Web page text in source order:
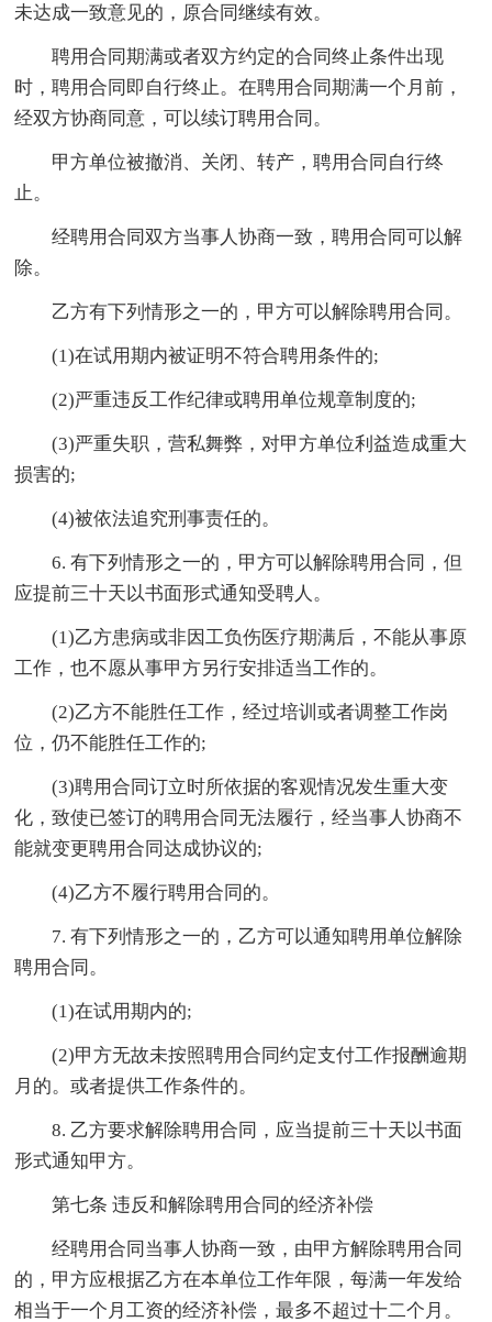
未达成一致意见的，原合同继续有效。
聘用合同期满或者双方约定的合同终止条件出现
时，聘用合同即自行终止。在聘用合同期满一个月前，
经双方协商同意，可以续订聘用合同。
甲方单位被撤消、关闭、转产，聘用合同自行终
止。
经聘用合同双方当事人协商一致，聘用合同可以解
除。
乙方有下列情形之一的，甲方可以解除聘用合同。
(1)在试用期内被证明不符合聘用条件的;
(2)严重违反工作纪律或聘用单位规章制度的;
(3)严重失职，营私舞弊，对甲方单位利益造成重大
损害的;
(4)被依法追究刑事责任的。
6. 有下列情形之一的，甲方可以解除聘用合同，但
应提前三十天以书面形式通知受聘人。
(1)乙方患病或非因工负伤医疗期满后，不能从事原
工作，也不愿从事甲方另行安排适当工作的。
(2)乙方不能胜任工作，经过培训或者调整工作岗
位，仍不能胜任工作的;
(3)聘用合同订立时所依据的客观情况发生重大变
化，致使已签订的聘用合同无法履行，经当事人协商不
能就变更聘用合同达成协议的;
(4)乙方不履行聘用合同的。
7. 有下列情形之一的，乙方可以通知聘用单位解除
聘用合同。
(1)在试用期内的;
(2)甲方无故未按照聘用合同约定支付工作报酬逾期
月的。或者提供工作条件的。
8. 乙方要求解除聘用合同，应当提前三十天以书面
形式通知甲方。
第七条 违反和解除聘用合同的经济补偿
经聘用合同当事人协商一致，由甲方解除聘用合同
的，甲方应根据乙方在本单位工作年限，每满一年发给
相当于一个月工资的经济补偿，最多不超过十二个月。